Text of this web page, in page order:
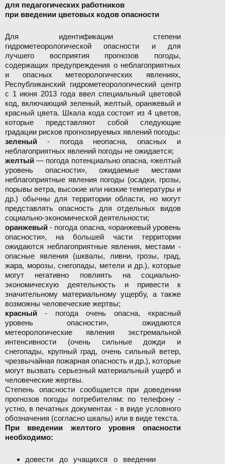
для педагогических работников
при введении цветовых кодов опасности
Для идентификации степени
гидрометеорологической опасности и для
лучшего восприятия прогнозов погоды,
содержащих предупреждения о неблагоприятных
и опасных метеорологических явлениях,
Республиканский гидрометеорологический центр
с 1 июня 2013 года ввел специальный цветовой
код, включающий зеленый, желтый, оранжевый и
красный цвета. Шкала кода состоит из 4 цветов,
которые представляют собой следующие
градации рисков прогнозируемых явлений погоды:
зеленый - погода неопасна, опасных и
неблагоприятных явлений погоды не ожидается;
желтый — погода потенциально опасна, «желтый
уровень опасности», ожидаемые местами
неблагоприятные явления погоды (осадки, грозы,
порывы ветра, высокие или низкие температуры и
др.) обычны для территории области, но могут
представлять опасность для отдельных видов
социально-экономической деятельности;
оранжевый- погода опасна, «оранжевый уровень
опасности», на большей части территории
ожидаются неблагоприятные явления, местами -
опасные явления (шквалы, ливни, грозы, град,
жара, морозы, снегопады, метели и др.), которые
могут негативно повлиять на социально-
экономическую деятельность и привести к
значительному материальному ущербу, а также
возможны человеческие жертвы;
красный - погода очень опасна, «красный
уровень опасности», ожидаются
метеорологические явления экстремальной
интенсивности (очень сильные дожди и
снегопады, крупный град, очень сильный ветер,
чрезвычайная пожарная опасность и др.), которые
могут вызвать серьезный материальный ущерб и
человеческие жертвы.
Степень опасности сообщается при доведении
прогнозов погоды потребителям: по телефону -
устно, в печатных документах - в виде условного
обозначения (согласно шкалы) или в виде текста.
При введении желтого уровня опасности
необходимо:
довести до учащихся о введении